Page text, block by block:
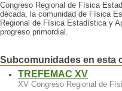
Congreso Regional de Física
década, la comunidad de Física
Regional de Física Estadística y
progreso primordial.
Subcomunidades en esta
TREFEMAC XV
XV Congreso Regional de